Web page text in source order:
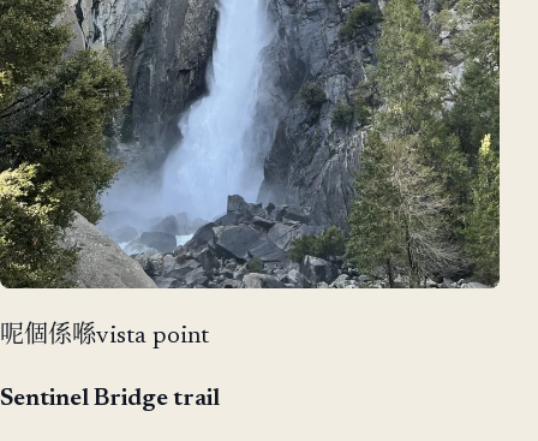
呢個係喺vista point
Sentinel Bridge trail